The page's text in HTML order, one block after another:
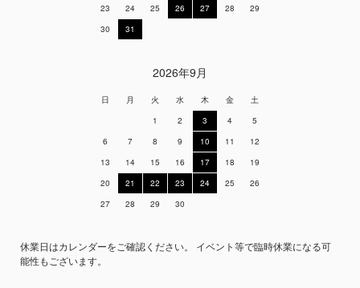
23
24 25 26 27 28
29
30
31
2026年9月
日 月 火 水 木 金
土
1
2 3 4
5
6
7 8 9 10 11
12
13
14 15 16 17 18
19
20
21 22 23 24 25
26
27
28 29 30
休業日はカレンダーをご確認ください。 イベント等で臨時休業になる可
能性もございます。